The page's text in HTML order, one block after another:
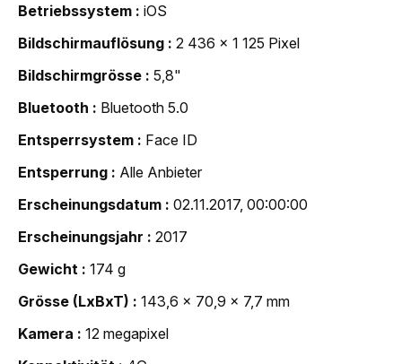
Betriebssystem
iOS
Bildschirmauflösung
2 436 x 1 125 Pixel
Bildschirmgrösse
5,8"
Bluetooth
Bluetooth 5.0
Entsperrsystem
Face ID
Entsperrung
Alle Anbieter
Erscheinungsdatum
02.11.2017, 00:00:00
Erscheinungsjahr
2017
Gewicht
174 g
Grösse (LxBxT)
143,6 x 70,9 x 7,7 mm
Kamera
12 megapixel